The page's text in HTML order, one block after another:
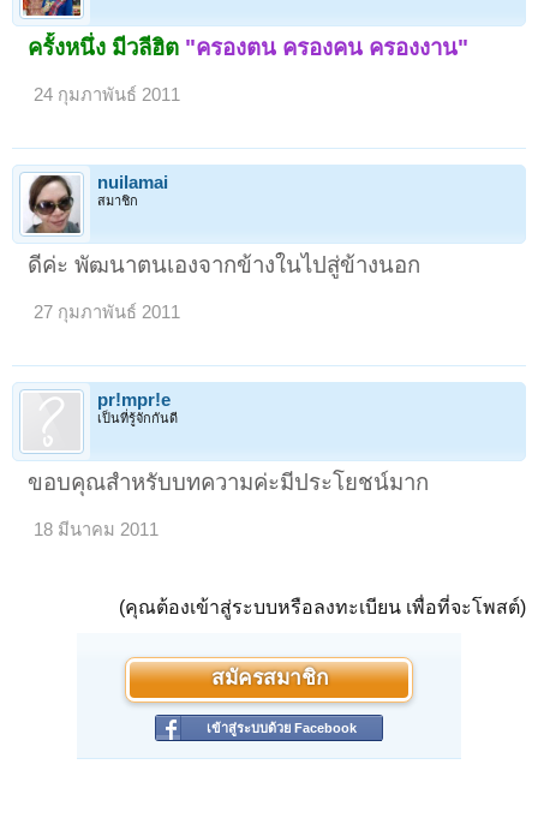
ครั้งหนึ่ง มีวลีฮิต "ครองตน ครองคน ครองงาน"
24 กุมภาพันธ์ 2011
nuilamai
สมาชิก
ดีค่ะ พัฒนาตนเองจากข้างในไปสู่ข้างนอก
27 กุมภาพันธ์ 2011
pr!mpr!e
เป็นที่รู้จักกันดี
ขอบคุณสำหรับบทความค่ะมีประโยชน์มาก
18 มีนาคม 2011
(คุณต้องเข้าสู่ระบบหรือลงทะเบียน เพื่อที่จะโพสต์)
สมัครสมาชิก
เข้าสู่ระบบด้วย Facebook